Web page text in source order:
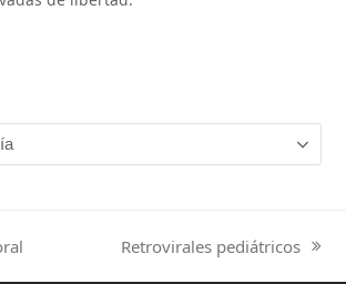
next
Retrovirales pediátricos